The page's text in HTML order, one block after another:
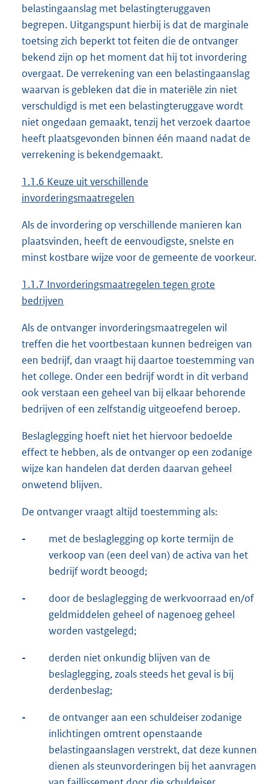
belastingaanslag met belastingteruggaven
begrepen. Uitgangspunt hierbij is dat de marginale
toetsing zich beperkt tot feiten die de ontvanger
bekend zijn op het moment dat hij tot invordering
overgaat. De verrekening van een belastingaanslag
waarvan is gebleken dat die in materiële zin niet
verschuldigd is met een belastingteruggave wordt
niet ongedaan gemaakt, tenzij het verzoek daartoe
heeft plaatsgevonden binnen één maand nadat de
verrekening is bekendgemaakt.
1.1.6 Keuze uit verschillende
invorderingsmaatregelen
Als de invordering op verschillende manieren kan
plaatsvinden, heeft de eenvoudigste, snelste en
minst kostbare wijze voor de gemeente de voorkeur.
1.1.7 Invorderingsmaatregelen tegen grote
bedrijven
Als de ontvanger invorderingsmaatregelen wil
treffen die het voortbestaan kunnen bedreigen van
een bedrijf, dan vraagt hij daartoe toestemming van
het college. Onder een bedrijf wordt in dit verband
ook verstaan een geheel van bij elkaar behorende
bedrijven of een zelfstandig uitgeoefend beroep.
Beslaglegging hoeft niet het hiervoor bedoelde
effect te hebben, als de ontvanger op een zodanige
wijze kan handelen dat derden daarvan geheel
onwetend blijven.
De ontvanger vraagt altijd toestemming als:
-
met de beslaglegging op korte termijn de
verkoop van (een deel van) de activa van het
bedrijf wordt beoogd;
-
door de beslaglegging de werkvoorraad en/of
geldmiddelen geheel of nagenoeg geheel
worden vastgelegd;
-
derden niet onkundig blijven van de
beslaglegging, zoals steeds het geval is bij
derdenbeslag;
-
de ontvanger aan een schuldeiser zodanige
inlichtingen omtrent openstaande
belastingaanslagen verstrekt, dat deze kunnen
dienen als steunvorderingen bij het aanvragen